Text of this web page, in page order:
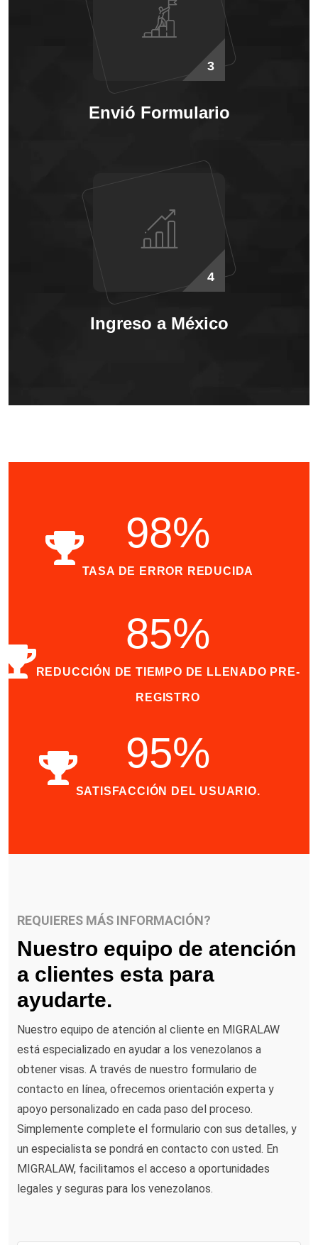
3
Envió Formulario
4
Ingreso a México
98%
TASA DE ERROR REDUCIDA
85%
REDUCCIÓN DE TIEMPO DE LLENADO PRE-
REGISTRO
95%
SATISFACCIÓN DEL USUARIO.
REQUIERES MÁS INFORMACIÓN?
Nuestro equipo de atención
a clientes esta para
ayudarte.
Nuestro equipo de atención al cliente en MIGRALAW
está especializado en ayudar a los venezolanos a
obtener visas. A través de nuestro formulario de
contacto en línea, ofrecemos orientación experta y
apoyo personalizado en cada paso del proceso.
Simplemente complete el formulario con sus detalles, y
un especialista se pondrá en contacto con usted. En
MIGRALAW, facilitamos el acceso a oportunidades
legales y seguras para los venezolanos.